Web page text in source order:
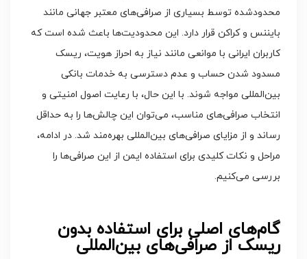
محدودشده توسط بسیاری از صرافی‌های معتبر جهانی مانند
بایننس و کراکن قرار دارد. این محدودیت‌ها باعث شده است که
کاربران ایرانی با موانعی مانند نیاز به احراز هویت، ریسک
مسدود شدن حساب و عدم دسترسی به خدمات بانکی
بین‌المللی مواجه شوند. با این حال، با رعایت اصول امنیتی و
انتخاب صرافی‌های مناسب، می‌توان این چالش‌ها را به حداقل
رساند و از مزایای صرافی‌های بین‌المللی بهره‌مند شد. در ادامه،
مراحل و نکات کلیدی برای استفاده ایمن از این صرافی‌ها را
بررسی می‌کنیم.
گام‌های اصلی برای استفاده بدون
ریسک از صرافی‌های بین‌المللی